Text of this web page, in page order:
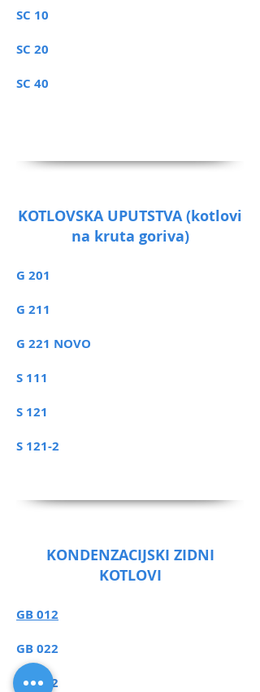
SC 10
SC 20
SC 40
KOTLOVSKA UPUTSTVA (kotlovi
na kruta goriva)
G 201
G 211
G 221 NOVO
S 111
S 121
S 121-2
KONDENZACIJSKI ZIDNI
KOTLOVI
GB 012
GB 022
GB 072